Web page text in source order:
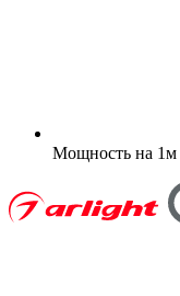
Мощность на 1м